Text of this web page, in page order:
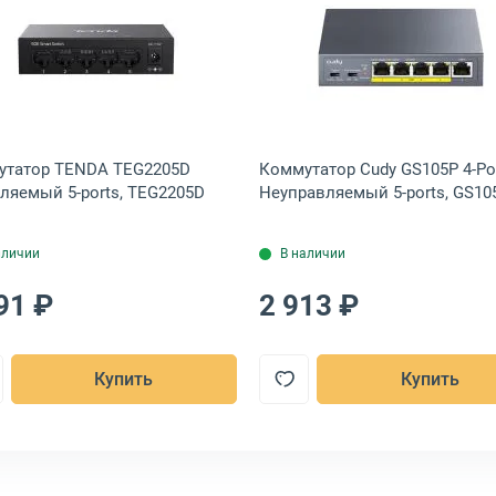
TEG1016M
ST110PDI-2-130 8-PoE Неуправляемый 10-ports, ST110PDI-2-
Открыть товар: Коммутатор TENDA TEG2205D
TENDA TEG2205D
5-ports, TEG2205D
₽
Купить
Открыть
Коммутатор Cudy GS105P 4-
Неуправляемый 5-ports,
В наличии
2 913 ₽
Купить